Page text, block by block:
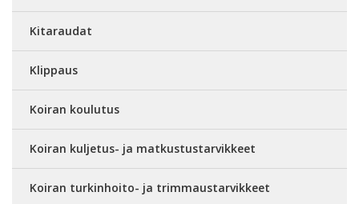
Kitaraudat
Klippaus
Koiran koulutus
Koiran kuljetus- ja matkustustarvikkeet
Koiran turkinhoito- ja trimmaustarvikkeet